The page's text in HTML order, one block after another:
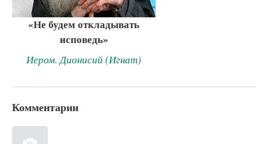
«Не будем откладывать
исповедь»
Иером. Дионисий (Игнат)
Комментарии